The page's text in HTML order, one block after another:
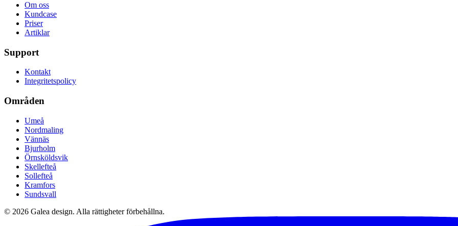
Om oss
Kundcase
Priser
Artiklar
Support
Kontakt
Integritetspolicy
Områden
Umeå
Nordmaling
Vännäs
Bjurholm
Örnsköldsvik
Skellefteå
Sollefteå
Kramfors
Sundsvall
© 2026 Galea design. Alla rättigheter förbehållna.